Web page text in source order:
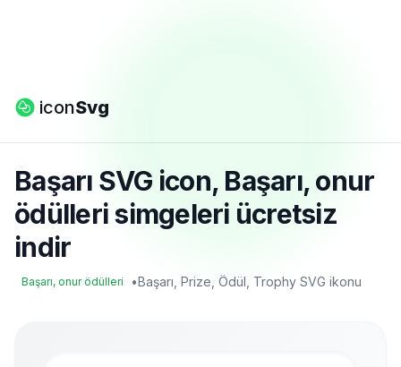
iconSvg
Başarı SVG icon, Başarı, onur
ödülleri simgeleri ücretsiz
indir
Başarı, onur ödülleri •Başarı, Prize, Ödül, Trophy SVG ikonu